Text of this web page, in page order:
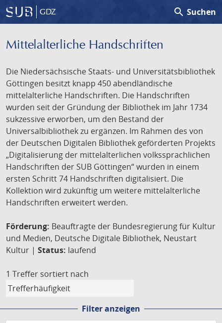
GDZ search Suchen
Mittelalterliche Handschriften
Die Niedersächsische Staats- und Universitätsbibliothek
Göttingen besitzt knapp 450 abendländische
mittelalterliche Handschriften. Die Handschriften
wurden seit der Gründung der Bibliothek im Jahr 1734
sukzessive erworben, um den Bestand der
Universalbibliothek zu ergänzen. Im Rahmen des von
der Deutschen Digitalen Bibliothek geförderten Projekts
„Digitalisierung der mittelalterlichen volkssprachlichen
Handschriften der SUB Göttingen“ wurden in einem
ersten Schritt 74 Handschriften digitalisiert. Die
Kollektion wird zukünftig um weitere mittelalterliche
Handschriften erweitert werden.
Förderung: Beauftragte der Bundesregierung für Kultur
und Medien, Deutsche Digitale Bibliothek, Neustart
Kultur | Status: laufend
1 Treffer sortiert nach
Filter anzeigen